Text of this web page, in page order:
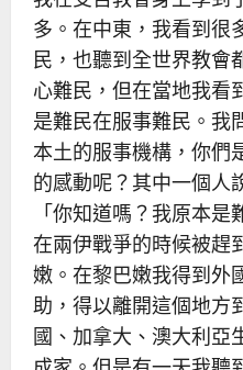
多。在中東，我看到很
民，也聽到全世界教會
心難民，但在當地我看
是難民在服事難民。我
本土的服事機構，你們
的感動呢？其中一個人
「你知道嗎？我原本是
在兩伊戰爭的時候被趕
嫩。在黎巴嫩我得到外
助，得以離開這個地方
國、加拿大、澳大利亞